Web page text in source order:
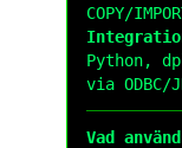
COPY/
Python,
via ODBC/
Vad